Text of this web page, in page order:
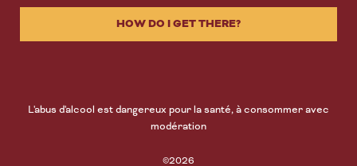
HOW DO I GET THERE?
L'abus d'alcool est dangereux pour la santé, à consommer avec
modération
©2026